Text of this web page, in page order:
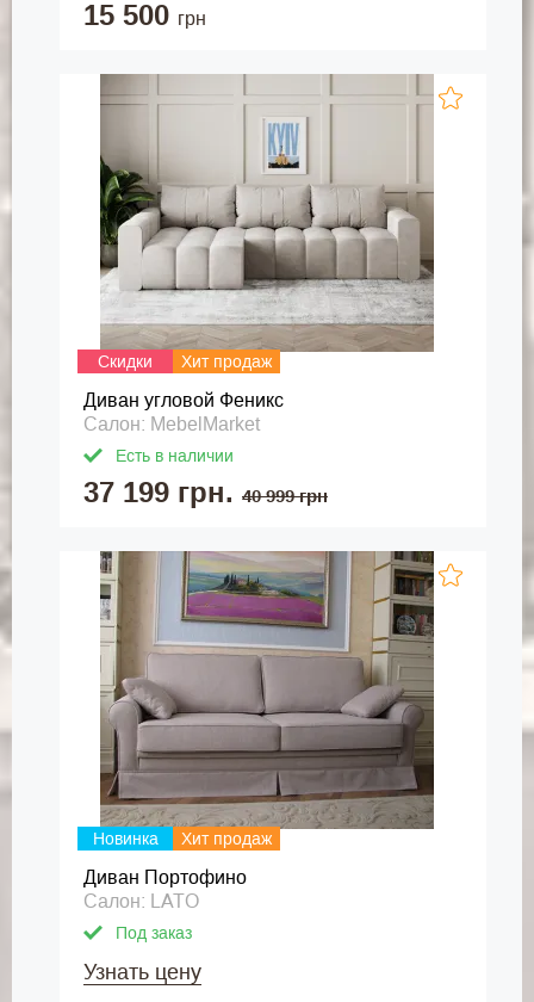
15 500 грн
Скидки Хит продаж
Диван угловой Феникс
Салон: MebelMarket
Есть в наличии
37 199 грн. 40 999 грн
Новинка Хит продаж
Диван Портофино
Салон: LATO
Под заказ
Узнать цену